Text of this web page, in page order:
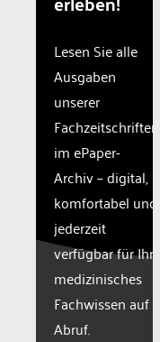
Lesen Sie alle
Ausgaben
unserer
Fachzeitschriften
im ePaper-
Archiv – digital,
komfortabel und
jederzeit
verfügbar für Ihr
medizinisches
Fachwissen auf
Abruf.